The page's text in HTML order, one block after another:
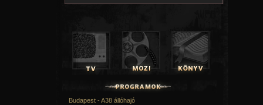
Budapest - A38 állóhajó